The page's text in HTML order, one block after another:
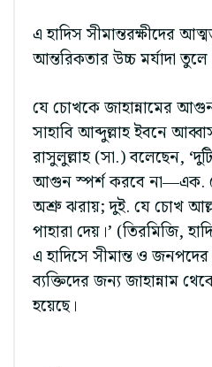
এ হাদিস সীমান্তরক্ষীদের
আন্তরিকতার উচ্চ মর্যাদা
যে চোখকে জাহান্নামের
সাহাবি আব্দুল্লাহ ইবনে
রাসুলুল্লাহ (সা.) বলেছেন,
আগুন স্পর্শ করবে না—এক.
অশ্রু ঝরায়; দুই. যে চোখ
পাহারা দেয়।’ (তিরমিজি,
এ হাদিসে সীমান্ত ও
ব্যক্তিদের জন্য জাহান্নাম
হয়েছে।